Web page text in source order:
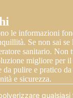
le informazioni
Se non sai se
sanitario. Non
migliore per
pulire e pratico
e sicurezza.